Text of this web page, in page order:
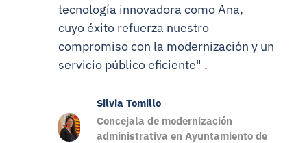
tecnología innovadora como Ana,
cuyo éxito refuerza nuestro
compromiso con la modernización y un
servicio público eficiente" .
Silvia Tomillo
Concejala de modernización
administrativa en Ayuntamiento de